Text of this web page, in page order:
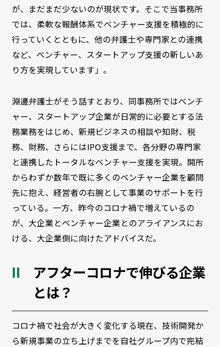
が、まだまだ少ないのが現状です。そこで当事務所
では、柔軟な報酬体系でベンチャー支援を積極的に
行っていくとともに、他の弁護士や専門家との連携
など、ベンチャー、スタートアップ支援の新しいあ
り方を実現しています」。
淵邊弁護士がそう話すとおり、同事務所ではベンチ
ャー、スタートアップ企業が日常的に必要とする法
務業務をはじめ、新規ビジネスの相談や知財、税
務、財務、さらにはIPO支援まで、各分野の専門家
と連携したトータルなベンチャー支援を実現。開所
からわずか数年で既に多くのベンチャー企業を顧問
先に抱え、経営者の右腕として事業のサポートを行
っている。一方、昨今のコロナ禍で増えているの
が、大企業とベンチャー企業とのアライアンスにお
ける、大企業側に向けたアドバイスだ。
アフターコロナで伸びる企業
とは？
コロナ禍で社会が大きく変化する現在、技術開発か
ら新規事業の立ち上げまでを自社グループ内で完結